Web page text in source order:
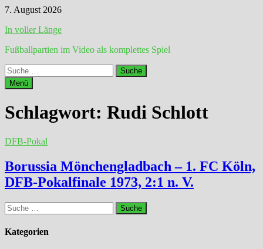
Zum
springen
7. August 2026
In voller Länge
Fußballpartien im Video als komplettes Spiel
Suche
nach:
Menü
Schlagwort: Rudi Schlott
DFB-Pokal
Borussia Mönchengladbach – 1. FC Köln,
DFB-Pokalfinale 1973, 2:1 n. V.
Suche
nach:
Kategorien